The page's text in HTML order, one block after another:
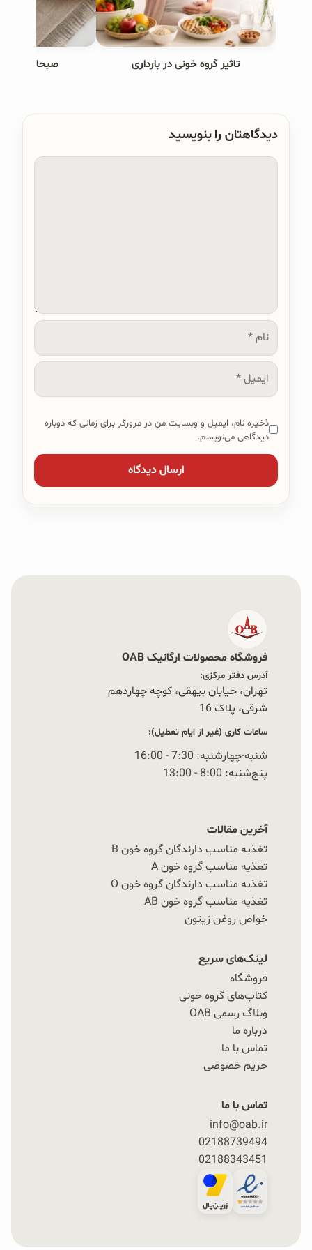
تاثیر گروه خونی در بارداری صبحانه های
دیدگاهتان را بنویسید
نام
ایمیل
ذخیره نام، ایمیل و وبسایت من در مرورگر برای زمانی که دوباره
دیدگاهی می‌نویسم.
فروشگاه محصولات ارگانیک OAB
آدرس دفتر مرکزی:
تهران، خیابان بیهقی، کوچه چهاردهم
شرقی، پلاک 16‭
ساعات کاری (غیر از ایام تعطیل):
شنبه-چهارشنبه: 7:30 - 16:00
پنج‌شنبه: 8:00 - 13:00
آخرین مقالات
تغذیه مناسب دارندگان گروه خون B
تغذیه مناسب گروه خون A
تغذیه مناسب دارندگان گروه خون O
تغذیه مناسب گروه خون AB
خواص روغن زیتون
لینک‌های سریع
فروشگاه
کتاب‌های گروه خونی
وبلاگ رسمی OAB
درباره ما
تماس با ما
حریم خصوصی
تماس با ما
info@oab.ir
02188739494
02188343451